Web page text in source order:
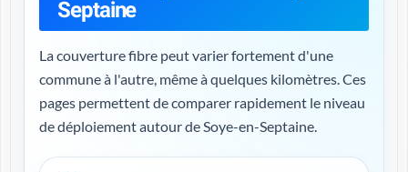
Septaine
La couverture fibre peut varier fortement d'une
commune à l'autre, même à quelques kilomètres. Ces
pages permettent de comparer rapidement le niveau
de déploiement autour de Soye-en-Septaine.